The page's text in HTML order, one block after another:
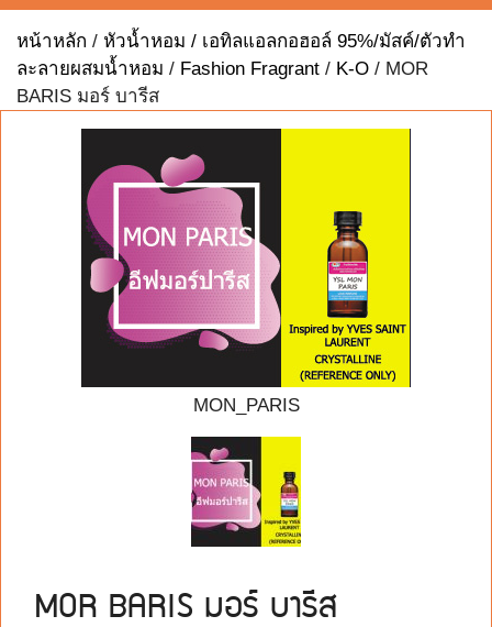
หน้าหลัก / หัวน้ำหอม / เอทิลแอลกอฮอล์ 95%/มัสค์/ตัวทำ
ละลายผสมน้ำหอม / Fashion Fragrant / K-O / MOR
BARIS มอร์ บารีส
MON_PARIS
MOR BARIS มอร์ บารีส